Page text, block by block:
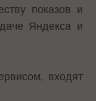
показов и
Яндекса и
входят